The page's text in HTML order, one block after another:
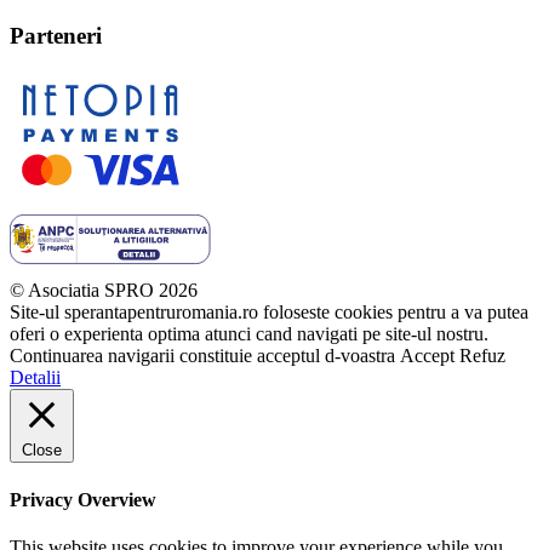
Parteneri
© Asociatia SPRO 2026
Site-ul sperantapentruromania.ro foloseste cookies pentru a va putea
oferi o experienta optima atunci cand navigati pe site-ul nostru.
Continuarea navigarii constituie acceptul d-voastra Accept Refuz
Detalii
Close
Privacy Overview